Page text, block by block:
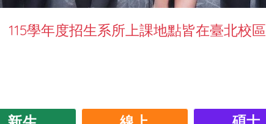
115學年度招生系所上課地點皆在臺北校區